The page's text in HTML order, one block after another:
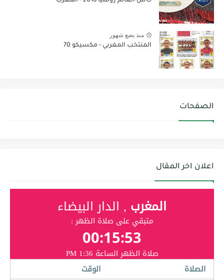
منذ بضع شهور
المنتخب المغربي - مكسيكو 70
الصفحات
اعلان اخر المقال